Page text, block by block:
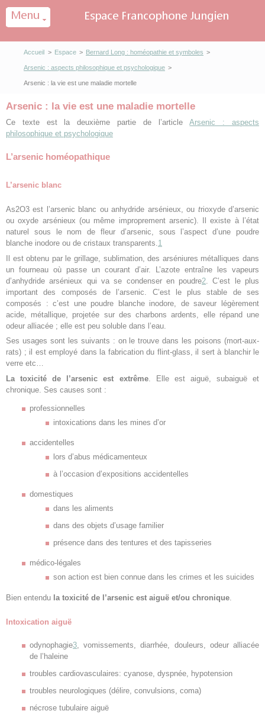
Accueil > Espace > Bernard Long : homéopathie et symboles >
Arsenic : aspects philosophique et psychologique >
Arsenic : la vie est une maladie mortelle
Arsenic : la vie est une maladie mortelle
Ce texte est la deuxième partie de l’articleArsenic : aspects
philosophique et psychologique
L’arsenic homéopathique
L’arsenic blanc
As2O3 est l’arsenic blanc ou anhydride arsénieux, ou trioxyde d’arsenic
ou oxyde arsénieux (ou même improprement arsenic). Il existe à l’état
naturel sous le nom de fleur d’arsenic, sous l’aspect d’une poudre
blanche inodore ou de cristaux transparents. 1
Il est obtenu par le grillage, sublimation, des arséniures métalliques dans
un fourneau où passe un courant d’air. L’azote entraîne les vapeurs
d’anhydride arsénieux qui va se condenser en poudre2 . C’est le plus
important des composés de l’arsenic. C’est le plus stable de ses
composés : c’est une poudre blanche inodore, de saveur légèrement
acide, métallique, projetée sur des charbons ardents, elle répand une
odeur alliacée ; elle est peu soluble dans l’eau.
Ses usages sont les suivants : on le trouve dans les poisons (mort-aux-
rats) ; il est employé dans la fabrication du flint-glass, il sert à blanchir le
verre etc…
La toxicité de l’arsenic est extrême. Elle est aiguë, subaiguë et
chronique. Ses causes sont :
professionnelles
intoxications dans les mines d’or
accidentelles
lors d’abus médicamenteux
à l’occasion d’expositions accidentelles
domestiques
dans les aliments
dans des objets d’usage familier
présence dans des tentures et des tapisseries
médico-légales
son action est bien connue dans les crimes et les suicides
Bien entendu la toxicité de l’arsenic est aiguë et/ou chronique.
Intoxication aiguë
odynophagie3 , vomissements, diarrhée, douleurs, odeur alliacée
de l’haleine
troubles cardiovasculaires: cyanose, dyspnée, hypotension
troubles neurologiques (délire, convulsions, coma)
nécrose tubulaire aiguë
Panneau de gestion des cookies